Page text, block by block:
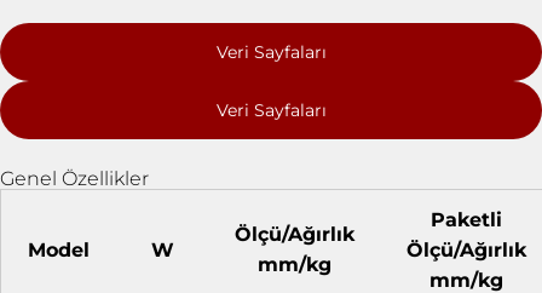
Veri Sayfaları
Veri Sayfaları
Genel Özellikler
Model W
Ölçü/Ağırlık
mm/kg
Paketli
Ölçü/Ağırlık
mm/kg